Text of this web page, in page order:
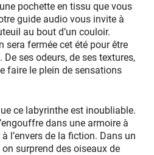
pochette en tissu que vous
guide audio vous invite à
au bout d’un couloir.
sera fermée cet été pour être
ses odeurs, de ses textures,
faire le plein de sensations
ce labyrinthe est inoubliable.
dans une armoire à
l’envers de la fiction. Dans un
surprend des oiseaux de